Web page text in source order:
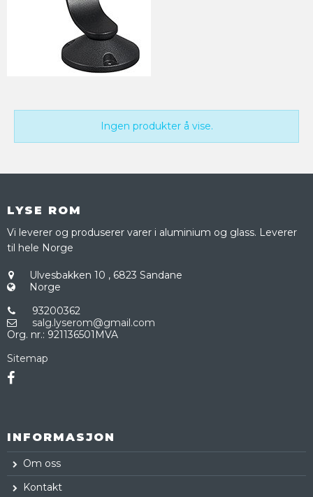
Ingen produkter å vise.
LYSE ROM
Vi leverer og produserer varer i aluminium og glass. Leverer
til hele Norge
Ulvesbakken 10 , 6823 Sandane
Norge
93200362
salg.lyserom@gmail.com
Org. nr.: 921136501MVA
Sitemap
INFORMASJON
Om oss
Kontakt